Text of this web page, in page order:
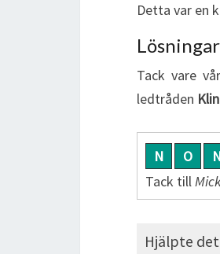
Detta var en
Tack vare
ledtråden
N O
Tack till
Hjälpte